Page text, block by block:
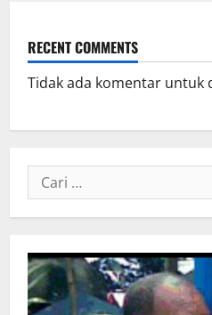
RECENT COMMENTS
Tidak ada komentar untuk